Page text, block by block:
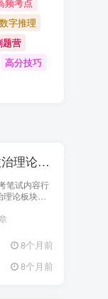
字推理
题营
高分技巧
行测-政治理论（国考2025新增科目）
笔试内容行
论板块，
六大板
识判断、言
达、数量关
理和资料分
教育学习
8个月前
8个月前